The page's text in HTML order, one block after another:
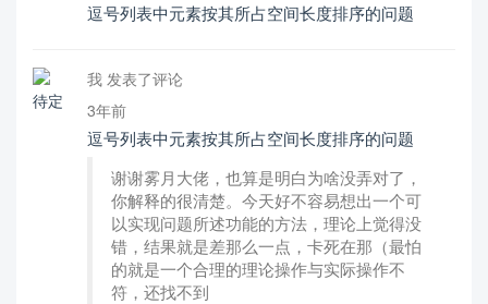
逗号列表中元素按其所占空间长度排序的问题
我 发表了评论
3年前
逗号列表中元素按其所占空间长度排序的问题
谢谢雾月大佬，也算是明白为啥没弄对了，
你解释的很清楚。今天好不容易想出一个可
以实现问题所述功能的方法，理论上觉得没
错，结果就是差那么一点，卡死在那（最怕
的就是一个合理的理论操作与实际操作不
符，还找不到